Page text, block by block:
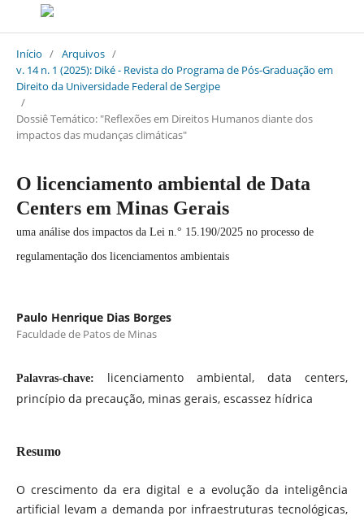
Início / Arquivos /
v. 14 n. 1 (2025): Diké - Revista do Programa de Pós-Graduação em
Direito da Universidade Federal de Sergipe
/
Dossiê Temático: "Reflexões em Direitos Humanos diante dos
impactos das mudanças climáticas"
O licenciamento ambiental de Data
Centers em Minas Gerais
uma análise dos impactos da Lei n.° 15.190/2025 no processo de
regulamentação dos licenciamentos ambientais
Paulo Henrique Dias Borges
Faculdade de Patos de Minas
Palavras-chave: licenciamento ambiental, data centers,
princípio da precaução, minas gerais, escassez hídrica
Resumo
O crescimento da era digital e a evolução da inteligência
artificial levam a demanda por infraestruturas tecnológicas,